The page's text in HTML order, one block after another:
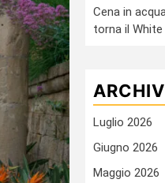
Cena in
torna il
Luglio 2026
Giugno 2026
Maggio 2026